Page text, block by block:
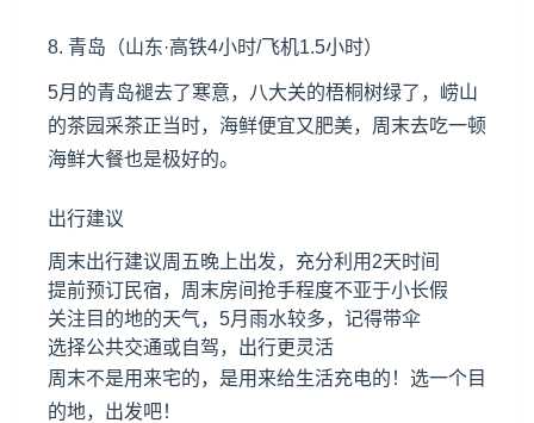
8. 青岛（山东·高铁4小时/飞机1.5小时）
5月的青岛褪去了寒意，八大关的梧桐树绿了，崂山
的茶园采茶正当时，海鲜便宜又肥美，周末去吃一顿
海鲜大餐也是极好的。
出行建议
周末出行建议周五晚上出发，充分利用2天时间
提前预订民宿，周末房间抢手程度不亚于小长假
关注目的地的天气，5月雨水较多，记得带伞
选择公共交通或自驾，出行更灵活
周末不是用来宅的，是用来给生活充电的！选一个目
的地，出发吧！